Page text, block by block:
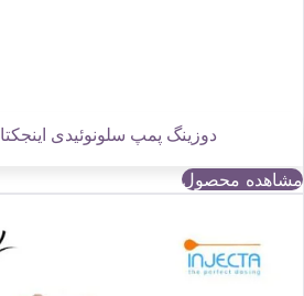
دوزینگ پمپ سلونوئیدی اینجکتا ATHENA BT
مشاهده محصول